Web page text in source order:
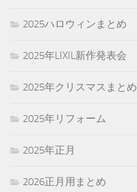
2025ハロウィンまとめ
2025年LIXIL新作発表会
2025年クリスマスまとめ
2025年リフォーム
2025年正月
2026正月用まとめ